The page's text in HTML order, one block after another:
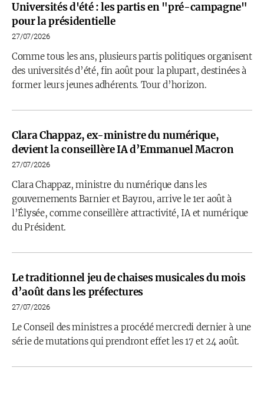
Universités d'été : les partis en "pré-campagne"
pour la présidentielle
27/07/2026
Comme tous les ans, plusieurs partis politiques organisent
des universités d’été, fin août pour la plupart, destinées à
former leurs jeunes adhérents. Tour d’horizon.
Clara Chappaz, ex-ministre du numérique,
devient la conseillère IA d’Emmanuel Macron
27/07/2026
Clara Chappaz, ministre du numérique dans les
gouvernements Barnier et Bayrou, arrive le 1er août à
l’Élysée, comme conseillère attractivité, IA et numérique
du Président.
Le traditionnel jeu de chaises musicales du mois
d’août dans les préfectures
27/07/2026
Le Conseil des ministres a procédé mercredi dernier à une
série de mutations qui prendront effet les 17 et 24 août.